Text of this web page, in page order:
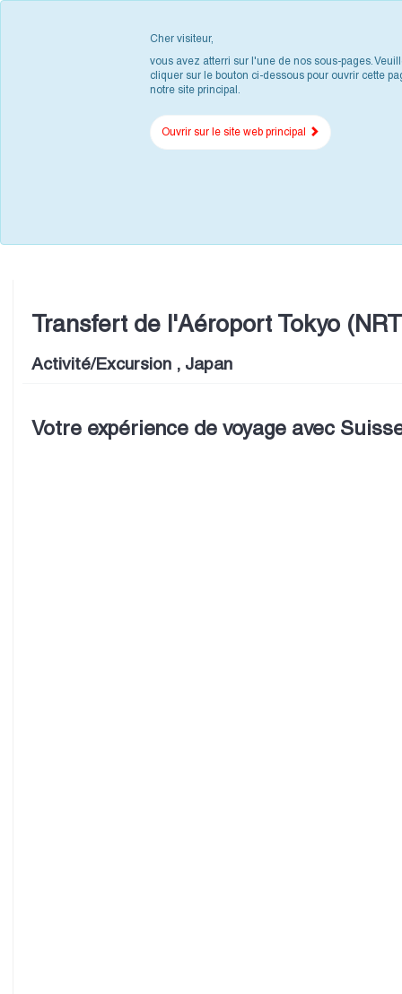
Cher visiteur,
vous avez atterri sur l'une de nos sous-pages.
cliquer sur le bouton ci-dessous pour ouvrir cette
notre site principal.
Ouvrir sur le site web principal
Transfert de l'Aéroport Tokyo
Activité/Excursion , Japan
Votre expérience de voyage avec